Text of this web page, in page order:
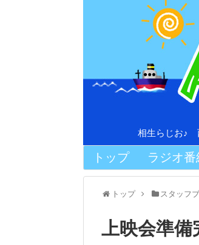
相生らじお♪
トップ ラジオ番
トップ スタッフ
上映会準備